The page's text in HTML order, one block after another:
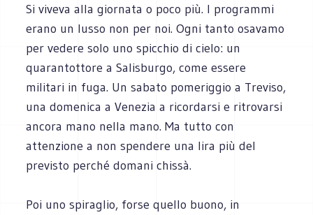
Si viveva alla giornata o poco più. I programmi
erano un lusso non per noi. Ogni tanto osavamo
per vedere solo uno spicchio di cielo: un
quarantottore a Salisburgo, come essere
militari in fuga. Un sabato pomeriggio a Treviso,
una domenica a Venezia a ricordarsi e ritrovarsi
ancora mano nella mano. Ma tutto con
attenzione a non spendere una lira più del
previsto perché domani chissà.
Poi uno spiraglio, forse quello buono, in